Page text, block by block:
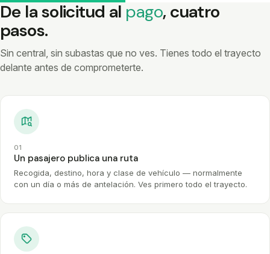
De la solicitud al pago, cuatro
pasos.
Sin central, sin subastas que no ves. Tienes todo el trayecto
delante antes de comprometerte.
01
Un pasajero publica una ruta
Recogida, destino, hora y clase de vehículo — normalmente
con un día o más de antelación. Ves primero todo el trayecto.